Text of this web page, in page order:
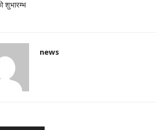
शुभारम्भ
news